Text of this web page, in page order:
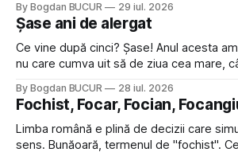
formație de nu-metal care aduce un pic a
ceva rock, The Tide Begins To
By Bogdan BUCUR 29 iul. 2026
Șase ani de alergat
Ce vine după cinci? Șase! Anul acesta am stat mai cu grijă,
nu care cumva uit să de ziua cea mare,
alergare altfel decât alergând?) dar și să
postare pe blog pe această
By Bogdan BUCUR 28 iul. 2026
Fochist, Focar, Focian,
Limba română e plină de decizii care
sens. Bunăoară, termenul de "fochist". Ce este un fochist?